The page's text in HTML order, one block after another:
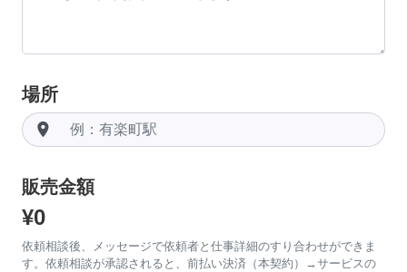
場所
room
販売金額
¥0
依頼相談後、メッセージで依頼者と仕事詳細のすり合わせができま
す。依頼相談が承認されると、前払い決済（本契約）→サービスの